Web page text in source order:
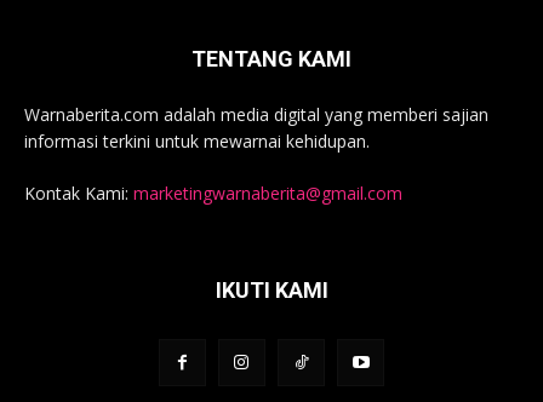
TENTANG KAMI
Warnaberita.com adalah media digital yang memberi sajian
informasi terkini untuk mewarnai kehidupan.
Kontak Kami: marketingwarnaberita@gmail.com
IKUTI KAMI